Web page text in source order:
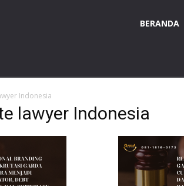
BERANDA
Indonesia
lawyer Indonesia